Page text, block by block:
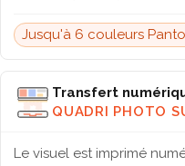
Jusqu'à 6 couleurs
Transfert
QUADRI PHOTO
Le visuel est imprimé